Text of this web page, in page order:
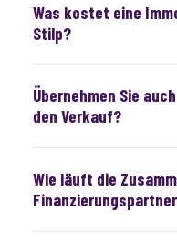
Was kostet eine
Stilp?
Übernehmen Sie
den Verkauf?
Wie läuft die